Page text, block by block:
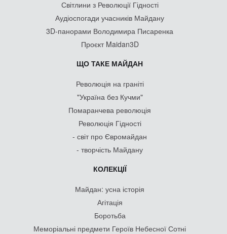
Світлини з Революції Гідності
Аудіоспогади учасників Майдану
3D-панорами Володимира Писаренка
Проєкт Maidan3D
ЩО ТАКЕ МАЙДАН
Революція на граніті
"Україна без Кучми"
Помаранчева революція
Революція Гідності
- світ про Євромайдан
- творчість Майдану
КОЛЕКЦІЇ
Майдан: усна історія
Агітація
Боротьба
Меморіальні предмети Героїв Небесної Сотні